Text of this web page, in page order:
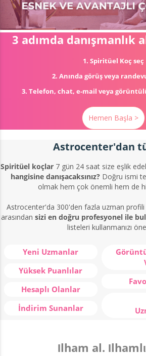
3 adımda danışmanlık
1. Spiritüel Koç seç
2. Anında görüş veya
3. Telefon, chat, e-mail veya
Hemen Başla >
Astrocenter'dan
Spiritüel koçlar 7 gün 24 saat size eşlik
hangisine danışacaksınız? Doğru ismi
olmak hem çok önemli hem de
Astrocenter'da 300'den fazla uzman
arasından sizi en doğru profesyonel ile
listeleri kullanmanızı
Yeni Uzmanlar
Yüksek Puanlılar
Hesaplı Olanlar
İndirim Sunanlar
Ιlham al.